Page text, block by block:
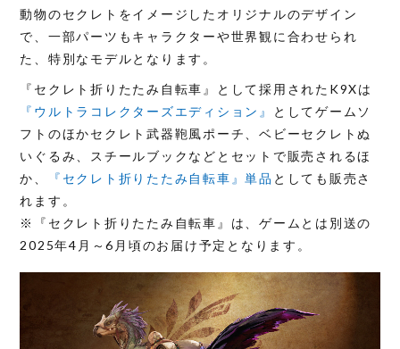
動物のセクレトをイメージしたオリジナルのデザイン
で、一部パーツもキャラクターや世界観に合わせられ
た、特別なモデルとなります。
『セクレト折りたたみ自転車』として採用されたK9Xは
『ウルトラコレクターズエディション』
としてゲームソ
フトのほかセクレト武器鞄風ポーチ、ベビーセクレトぬ
いぐるみ、スチールブックなどとセットで販売されるほ
か、
『セクレト折りたたみ自転車』単品 としても販売さ
れます。
※『セクレト折りたたみ自転車』は、ゲームとは別送の
2025年4月～6月頃のお届け予定となります。